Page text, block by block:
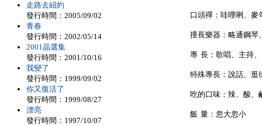
口頭禪：哇哩咧、麥
擅長樂器：略通鋼琴
專 長：歌唱、主持
特殊專長：說話、逛
吃的口味：辣、酸、
飯 量：忽大忽小
走路去紐約
發行時間：2005/09/02
青春
發行時間：2002/05/14
2001晶選集
發行時間：2001/10/16
我變了
發行時間：1999/09/02
你又復活了
發行時間：1999/08/27
漂亮
發行時間：1997/10/07